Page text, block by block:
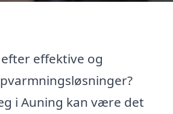
effektive og
i Auning kan være det